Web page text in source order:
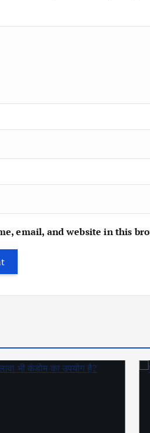
email, and website in this